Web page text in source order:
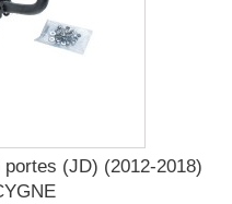
(JD) (2012-2018)